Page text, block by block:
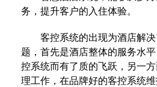
务，提升客户的入住体验。
客控系统的出现为酒店解决
题，首先是酒店整体的服务水
控系统而有了质的飞跃，另一
理工作，在品牌好的客控系统